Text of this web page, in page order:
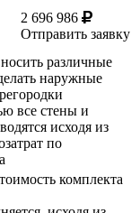
2 696 986
Отправить заявку
различные
наружные
все стены и
исходя из
по
комплекта